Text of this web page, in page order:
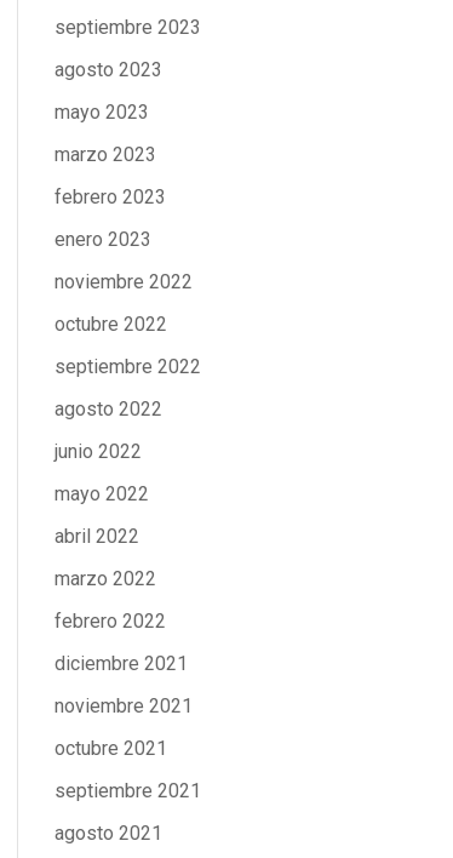
septiembre 2023
agosto 2023
mayo 2023
marzo 2023
febrero 2023
enero 2023
noviembre 2022
octubre 2022
septiembre 2022
agosto 2022
junio 2022
mayo 2022
abril 2022
marzo 2022
febrero 2022
diciembre 2021
noviembre 2021
octubre 2021
septiembre 2021
agosto 2021